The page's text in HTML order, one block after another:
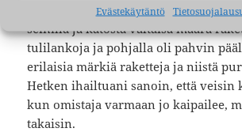
Evästekäytäntö
naamioitua havukoijaa. Siellä roikkui
seinillä ja katosta valtaisa määrä
tulilankoja ja pohjalla oli pahvin
erilaisia märkiä raketteja ja niistä
Hetken ihailtuani sanoin, että veisin
kun omistaja varmaan jo kaipailee,
takaisin.